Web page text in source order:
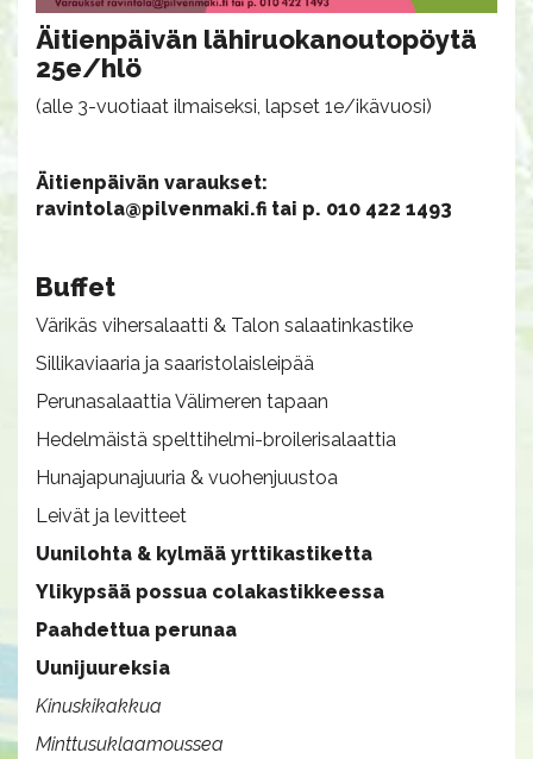
Äitienpäivän lähiruokanoutopöytä
25e/hlö
(alle 3-vuotiaat ilmaiseksi, lapset 1e/ikävuosi)
Äitienpäivän varaukset:
ravintola@pilvenmaki.fi tai p. 010 422 1493
Buffet
Värikäs vihersalaatti & Talon salaatinkastike
Sillikaviaaria ja saaristolaisleipää
Perunasalaattia Välimeren tapaan
Hedelmäistä spelttihelmi-broilerisalaattia
Hunajapunajuuria & vuohenjuustoa
Leivät ja levitteet
Uunilohta & kylmää yrttikastiketta
Ylikypsää possua colakastikkeessa
Paahdettua perunaa
Uunijuureksia
Kinuskikakkua
Minttusuklaamoussea